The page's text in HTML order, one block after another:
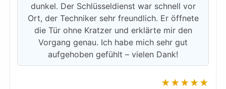
dunkel. Der Schlüsseldienst war schnell vor
Ort, der Techniker sehr freundlich. Er öffnete
die Tür ohne Kratzer und erklärte mir den
Vorgang genau. Ich habe mich sehr gut
aufgehoben gefühlt – vielen Dank!
★★★★★